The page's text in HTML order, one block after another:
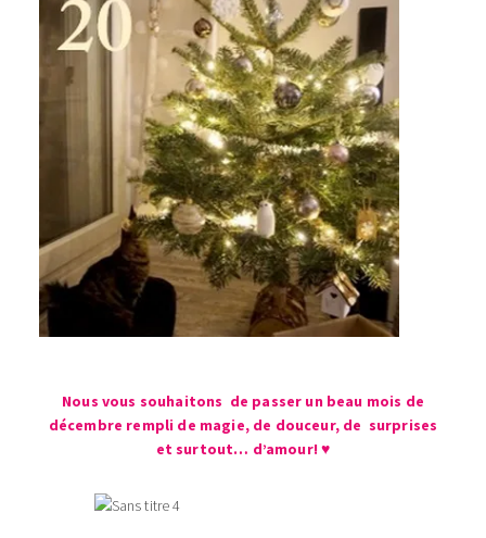
Nous vous souhaitons de passer un beau mois de
décembre rempli de magie, de douceur, de surprises
et surtout… d’amour! ♥